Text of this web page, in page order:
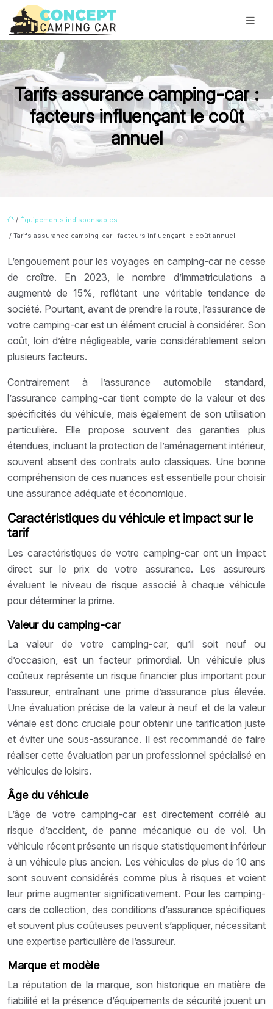
Tarifs assurance camping-car :
facteurs influençant le coût
annuel
/ Équipements indispensables
/ Tarifs assurance camping-car : facteurs influençant le coût annuel
L’engouement pour les voyages en camping-car ne cesse
de croître. En 2023, le nombre d’immatriculations a
augmenté de 15%, reflétant une véritable tendance de
société. Pourtant, avant de prendre la route, l’assurance de
votre camping-car est un élément crucial à considérer. Son
coût, loin d’être négligeable, varie considérablement selon
plusieurs facteurs.
Contrairement à l’assurance automobile standard,
l’assurance camping-car tient compte de la valeur et des
spécificités du véhicule, mais également de son utilisation
particulière. Elle propose souvent des garanties plus
étendues, incluant la protection de l’aménagement intérieur,
souvent absent des contrats auto classiques. Une bonne
compréhension de ces nuances est essentielle pour choisir
une assurance adéquate et économique.
Caractéristiques du véhicule et impact sur le
tarif
Les caractéristiques de votre camping-car ont un impact
direct sur le prix de votre assurance. Les assureurs
évaluent le niveau de risque associé à chaque véhicule
pour déterminer la prime.
Valeur du camping-car
La valeur de votre camping-car, qu’il soit neuf ou
d’occasion, est un facteur primordial. Un véhicule plus
coûteux représente un risque financier plus important pour
l’assureur, entraînant une prime d’assurance plus élevée.
Une évaluation précise de la valeur à neuf et de la valeur
vénale est donc cruciale pour obtenir une tarification juste
et éviter une sous-assurance. Il est recommandé de faire
réaliser cette évaluation par un professionnel spécialisé en
véhicules de loisirs.
Âge du véhicule
L’âge de votre camping-car est directement corrélé au
risque d’accident, de panne mécanique ou de vol. Un
véhicule récent présente un risque statistiquement inférieur
à un véhicule plus ancien. Les véhicules de plus de 10 ans
sont souvent considérés comme plus à risques et voient
leur prime augmenter significativement. Pour les camping-
cars de collection, des conditions d’assurance spécifiques
et souvent plus coûteuses peuvent s’appliquer, nécessitant
une expertise particulière de l’assureur.
Marque et modèle
La réputation de la marque, son historique en matière de
fiabilité et la présence d’équipements de sécurité jouent un